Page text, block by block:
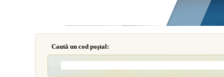
Caută un cod poştal: